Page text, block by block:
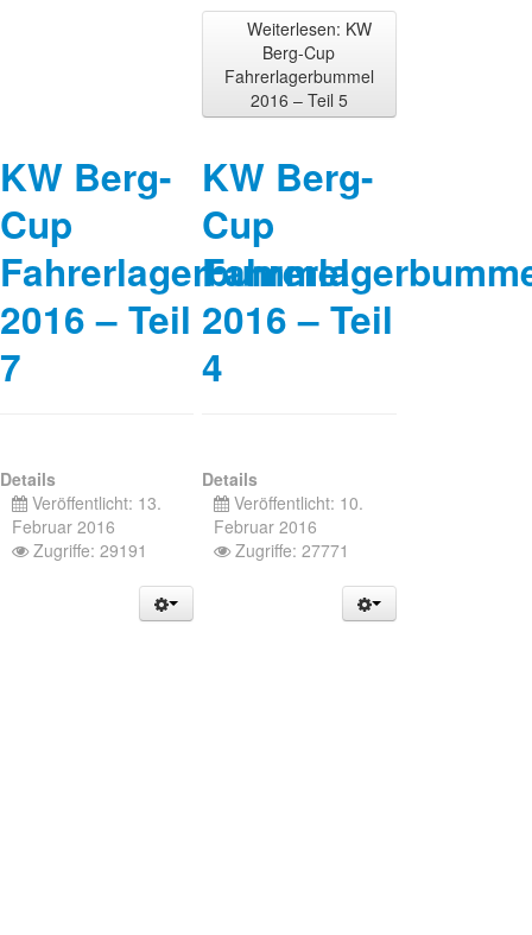
Weiterlesen: KW
Berg-Cup
Fahrerlagerbummel
2016 – Teil 5
KW Berg-
Cup
Fahrerlagerbummel
2016 – Teil
7
Details
Veröffentlicht: 13.
Februar 2016
Zugriffe: 29191
KW Berg-
Cup
2016 – Teil
4
Details
Veröffentlicht: 10.
Februar 2016
Zugriffe: 27771